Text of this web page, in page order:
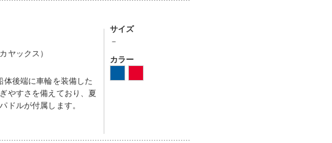
ヤックス）
後端に車輪を装備した
やすさを備えており、夏
ドルが付属します。
サイズ
－
カラー